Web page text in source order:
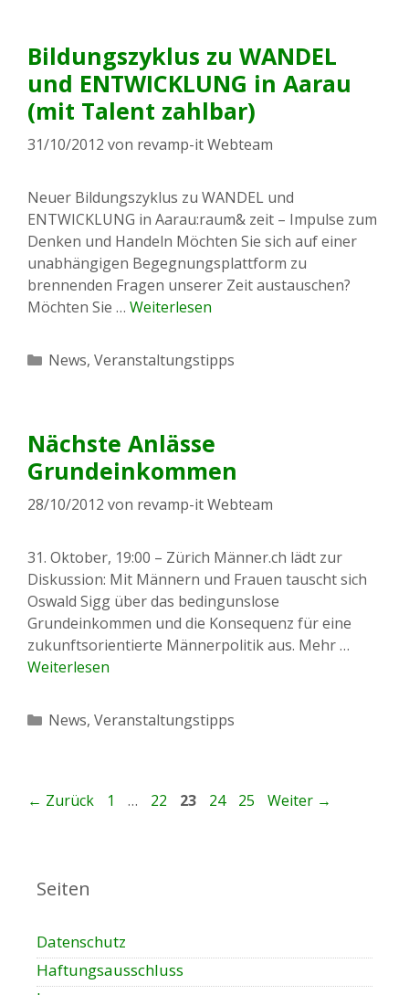
Bildungszyklus zu WANDEL
und ENTWICKLUNG in Aarau
(mit Talent zahlbar)
31/10/2012 von revamp-it Webteam
Neuer Bildungszyklus zu WANDEL und
ENTWICKLUNG in Aarau:raum& zeit – Impulse zum
Denken und Handeln Möchten Sie sich auf einer
unabhängigen Begegnungsplattform zu
brennenden Fragen unserer Zeit austauschen?
Möchten Sie … Weiterlesen
Kategorien
News, Veranstaltungstipps
Nächste Anlässe
Grundeinkommen
28/10/2012 von revamp-it Webteam
31. Oktober, 19:00 – Zürich Männer.ch lädt zur
Diskussion: Mit Männern und Frauen tauscht sich
Oswald Sigg über das bedingunslose
Grundeinkommen und die Konsequenz für eine
zukunftsorientierte Männerpolitik aus. Mehr …
Weiterlesen
Kategorien
News, Veranstaltungstipps
← Zurück Seite
1 … Seite
22 Seite
23 Seite
24 Seite
25 Weiter →
Seiten
Datenschutz
Haftungsausschluss